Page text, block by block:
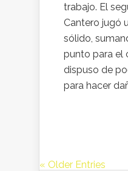
trabajo. El
Cantero jugó
sólido,
punto para el
dispuso de
para hacer
« Older Entries